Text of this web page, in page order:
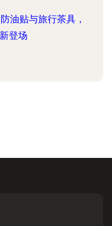
油贴与旅行茶具，
登场